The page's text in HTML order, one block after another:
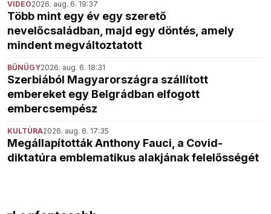
VIDEÓ2026. aug. 6. 19:37
Több mint egy év egy szerető
nevelőcsaládban, majd egy döntés, amely
mindent megváltoztatott
BŰNÜGY2026. aug. 6. 18:31
Szerbiából Magyarországra szállított
embereket egy Belgrádban elfogott
embercsempész
KULTÚRA2026. aug. 6. 17:35
Megállapították Anthony Fauci, a Covid-
diktatúra emblematikus alakjának felelősségét